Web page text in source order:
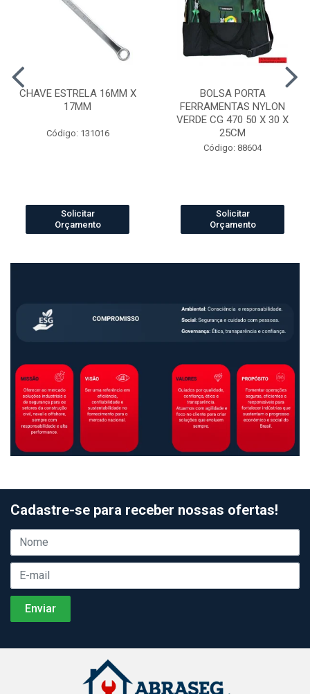
CHAVE ESTRELA 16MM X
17MM
Código: 131016
Solicitar
Orçamento
BOLSA PORTA
FERRAMENTAS NYLON
VERDE CG 470 50 X 30 X
25CM
Código: 88604
Solicitar
Orçamento
Cadastre-se para receber nossas ofertas!